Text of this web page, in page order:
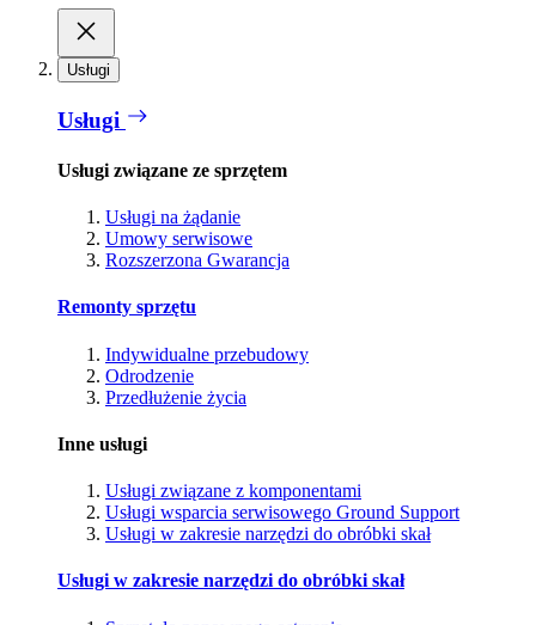
Usługi
Usługi
Usługi związane ze sprzętem
Usługi na żądanie
Umowy serwisowe
Rozszerzona Gwarancja
Remonty sprzętu
Indywidualne przebudowy
Odrodzenie
Przedłużenie życia
Inne usługi
Usługi związane z komponentami
Usługi wsparcia serwisowego Ground Support
Usługi w zakresie narzędzi do obróbki skał
Usługi w zakresie narzędzi do obróbki skał